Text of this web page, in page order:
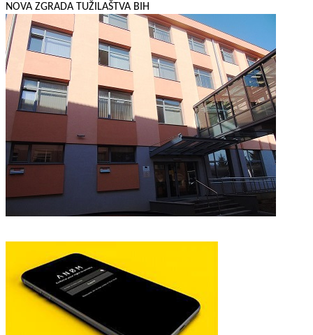
NOVA ZGRADA TUŽILAŠTVA BIH